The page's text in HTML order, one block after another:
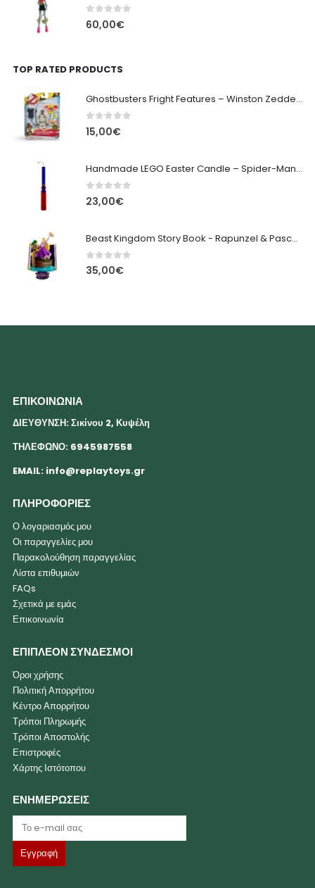
0 out of 5
60,00€
TOP RATED PRODUCTS
Ghostbusters Fright Features – Winston Zeddemore Hasbro 13cm
0out of 5
15,00€
Handmade LEGO Easter Candle – Spider-Man Ed. (Replay Toys)
0out of 5
23,00€
Beast Kingdom Story Book - Rapunzel & Pascal Boat Diorama
0out of 5
35,00€
ΕΠΙΚΟΙΝΩΝΙΑ
ΔΙΕΥΘΥΝΣΗ: Σικίνου 2, Κυψέλη
ΤΗΛΕΦΩΝΟ: 6945987558
EMAIL: info@replaytoys.gr
ΠΛΗΡΟΦΟΡΙΕΣ
Ο λογαριασμός μου
Οι παραγγελίες μου
Παρακολούθηση παραγγελίας
Λίστα επιθυμιών
FAQs
Σχετικά με εμάς
Επικοινωνία
ΕΠΙΠΛΕΟΝ ΣΥΝΔΕΣΜΟΙ
Όροι χρήσης
Πολιτική Απορρήτου
Κέντρο Απορρήτου
Τρόποι Πληρωμής
Τρόποι Αποστολής
Επιστροφές
Χάρτης Ιστότοπου
ΕΝΗΜΕΡΩΣΕΙΣ